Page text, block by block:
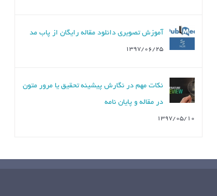
آموزش تصویری دانلود مقاله رایگان از پاب مد
۱۳۹۷/۰۶/۲۵
نکات مهم در نگارش پیشینه تحقیق یا مرور متون
در مقاله و پایان نامه
۱۳۹۷/۰۵/۱۰